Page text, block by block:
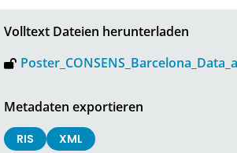
Volltext Dateien herunterladen
Metadaten exportieren
RIS XML